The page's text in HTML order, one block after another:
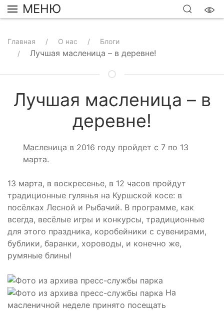
МЕНЮ
Главная О нас Блоги
Лучшая масленица – в деревне!
Лучшая масленица – в
деревне!
Масленица в 2016 году пройдет с 7 по 13
марта.
13 марта, в воскресенье, в 12 часов пройдут
традиционные гулянья на Куршской косе: в
посёлках Лесной и Рыбачий. В программе, как
всегда, весёлые игры и конкурсы, традиционные
для этого праздника, коробейники с сувенирами,
бублики, баранки, хороводы, и конечно же,
румяные блины!
На
масленичной неделе принято посещать